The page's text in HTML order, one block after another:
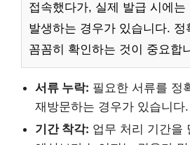
접속했다가, 실제 발급 시에
발생하는 경우가 있습니다. 정
꼼꼼히 확인하는 것이 중요합
서류 누락: 필요한 서류를 정
재방문하는 경우가 있습니다.
기간 착각: 업무 처리 기간을